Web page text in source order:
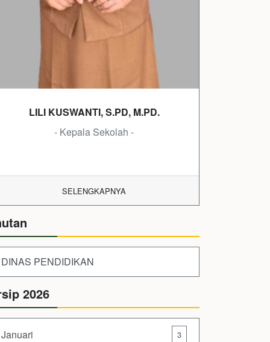
LILI KUSWANTI, S.PD, M.PD.
- Kepala Sekolah -
SELENGKAPNYA
DINAS PENDIDIKAN
2026
Januari 3